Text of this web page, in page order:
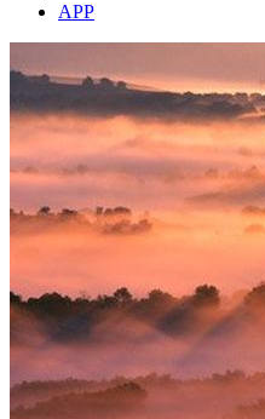
APP